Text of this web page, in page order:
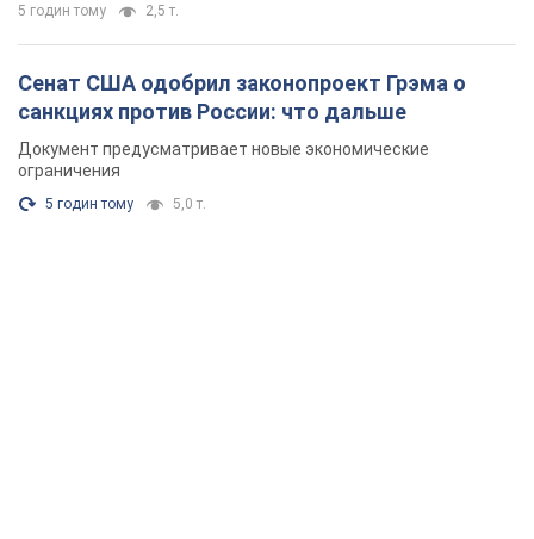
5 годин тому 2,5 т.
Сенат США одобрил законопроект Грэма о
санкциях против России: что дальше
Документ предусматривает новые экономические
ограничения
5 годин тому 5,0 т.